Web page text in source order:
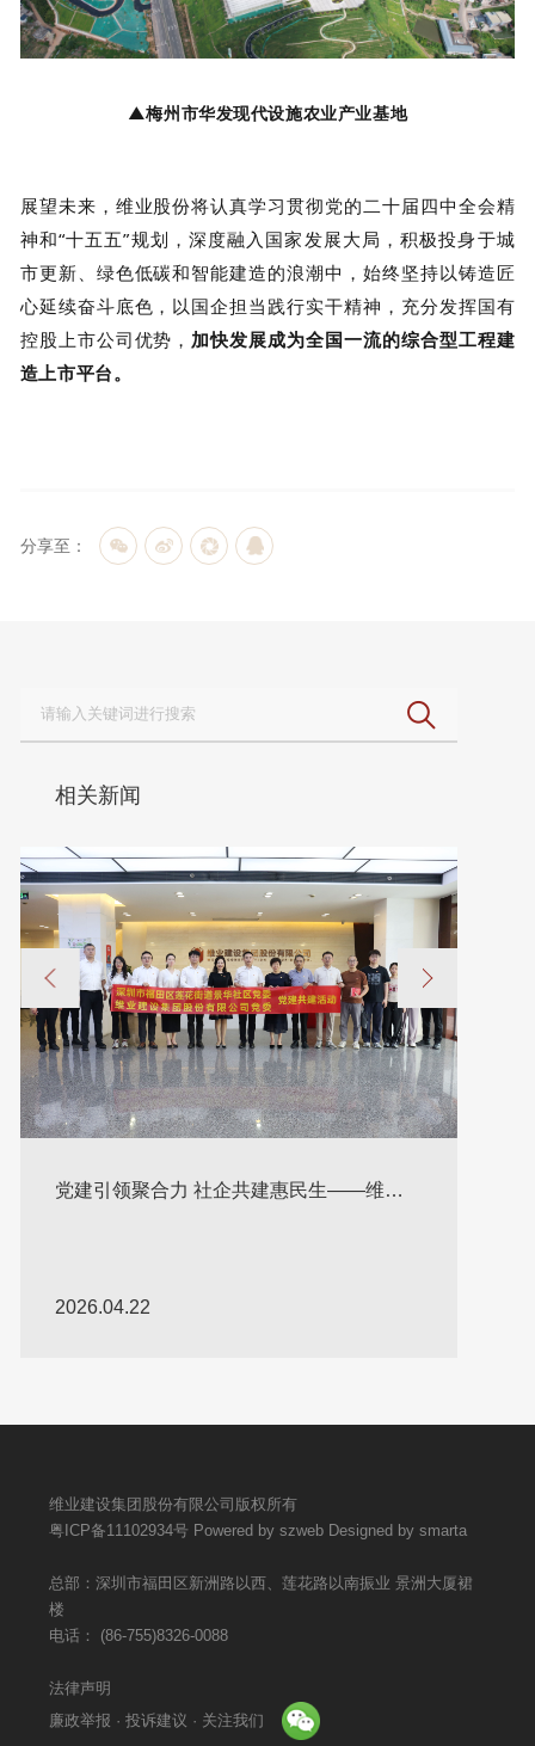
▲梅州市华发现代设施农业产业基地
展望未来，维业股份将认真学习贯彻党的二十届四中全会精
神和“十五五”规划，深度融入国家发展大局，积极投身于城
市更新、绿色低碳和智能建造的浪潮中，始终坚持以铸造匠
心延续奋斗底色，以国企担当践行实干精神，充分发挥国有
控股上市公司优势， 加快发展成为全国一流的综合型工程建
造上市平台。
分享至：
相关新闻
股份走访调研
维业建设集团股份有限公司版权所有
粤ICP备11102934号 Powered by szweb Designed by smarta
总部：深圳市福田区新洲路以西、莲花路以南振业 景洲大厦裙
楼
电话：
(86-755)8326-0088
法律声明
廉政举报 · 投诉建议 · 关注我们